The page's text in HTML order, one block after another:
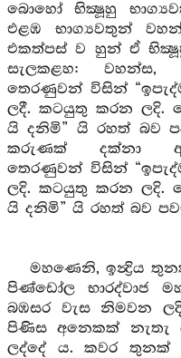
බොහෝ භික්‍ෂූහු
එළඹ භාග්‍යවතුන්
එකත්පස් ව හුන් ඒ
සැලකළහ: වහන්ස,
තෙරණුවන් විසින්
ලදී. කටයුතු කරන ලදි.
යි දනිමි” යි රහත් බව
කරුණක් දක්නා
තෙරණුවන් විසින්
ලදි. කටයුතු කරන ලදි.
යි දනිමි” යි රහත් බව
මහණෙනි, ඉන්‍ද්‍රිය
පිණ්ඩෝල භාරද්වාජ
බඹසර වැස නිමවන
පිණිස අනෙකක් නැතැ
ලද්දේ ය. කවර තුනක් ද